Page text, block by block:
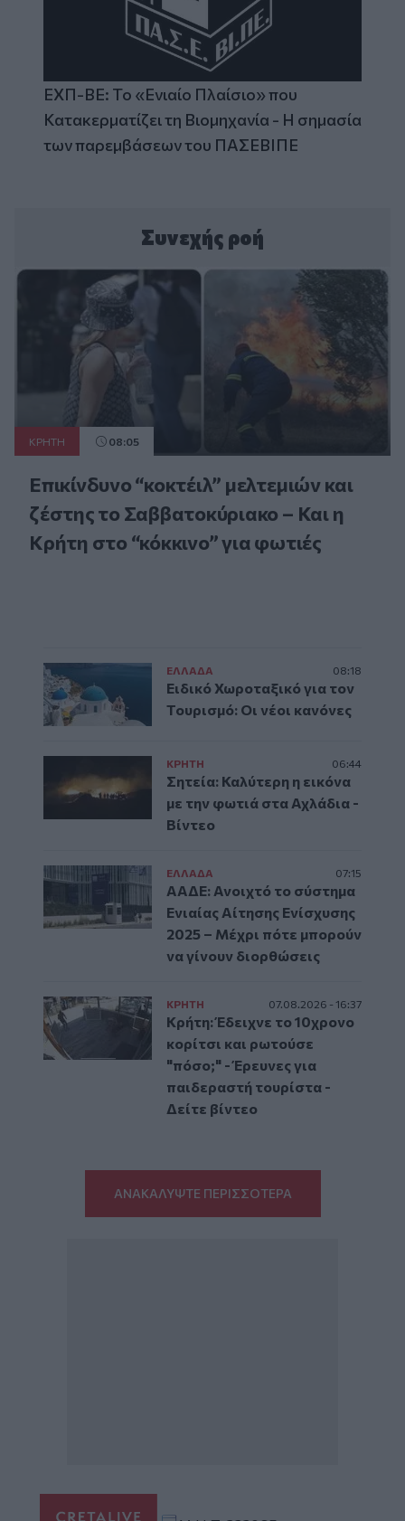
ΕΧΠ-ΒΕ: Το «Ενιαίο Πλαίσιο» που
Κατακερματίζει τη Βιομηχανία - Η σημασία
των παρεμβάσεων του ΠΑΣΕΒΙΠΕ
Συνεχής ροή
ΚΡΗΤΗ 08:05
Επικίνδυνο “κοκτέιλ” μελτεμιών και
ζέστης το Σαββατοκύριακο – Και η
Κρήτη στο “κόκκινο” για φωτιές
ΕΛΛAΔΑ 08:18
Ειδικό Χωροταξικό για τον
Τουρισμό: Οι νέοι κανόνες
ΚΡΗΤΗ 06:44
Σητεία: Καλύτερη η εικόνα
με την φωτιά στα Αχλάδια -
Βίντεο
ΕΛΛAΔΑ 07:15
ΑΑΔΕ: Ανοιχτό το σύστημα
Ενιαίας Αίτησης Ενίσχυσης
2025 – Μέχρι πότε μπορούν
να γίνουν διορθώσεις
ΚΡΗΤΗ 07.08.2026 - 16:37
Κρήτη: Έδειχνε το 10χρονο
κορίτσι και ρωτούσε
"πόσο;" - Έρευνες για
παιδεραστή τουρίστα -
Δείτε βίντεο
ΑΝΑΚΑΛΥΨΤΕ ΠΕΡΙΣΣΟΤΕΡΑ